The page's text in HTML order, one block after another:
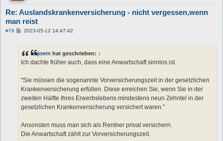
Re: Auslandskrankenversicherung - nicht vergessen,wenn
man reist
#76
B
r
a
2023-05-12 14:47:42
joern hat geschrieben: ↑
Ich dachte früher auch, dass eine Anwartschaft sinnlos ist.
"Sie müssen die sogenannte Vorversicherungszeit in der gesetzlichen
Krankenversicherung erfüllen. Diese erreichen Sie, wenn Sie in der
zweiten Hälfte Ihres Erwerbslebens mindestens neun Zehntel in der
gesetzlichen Krankenversicherung versichert waren."
Ansonsten muss man sich als Rentner privat versichern.
Die Anwartschaft zählt zur Vorversicherungszeit.